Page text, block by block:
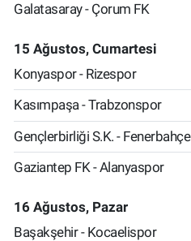
Galatasaray - Çorum FK
15 Ağustos, Cumartesi
Konyaspor - Rizespor
Kasımpaşa - Trabzonspor
Gençlerbirliği S.K. - Fenerbahçe
Gaziantep FK - Alanyaspor
16 Ağustos, Pazar
Başakşehir - Kocaelispor